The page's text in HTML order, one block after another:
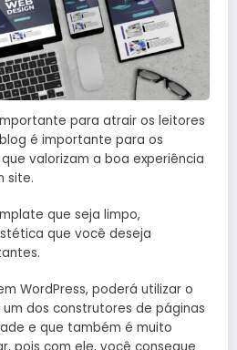
para atrair os leitores
é importante para os
valorizam a boa experiência
site.
que seja limpo,
que você deseja
WordPress, poderá utilizar o
um dos construtores de páginas
e que também é muito